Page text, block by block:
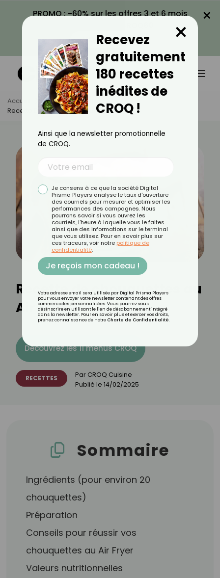
PROMO : -60% sur les offres 3 et 6 mois
VOIR LA PROMO
×
Accueil Actus
Recettes
Recette De Chouquettes Au Air Fryer
Recette de chouquettes au
Air Fryer
Découvrez les 11 menus CROQ
RECETTES Par CROQ Cuisine
Publié le 14/02/2025
Sommaire
Ingrédients (pour environ 20
chouquettes)
Préparation
Conseils pour réussir vos
chouquettes au Air Fryer
Valeurs nutritionnelles
Recevez
gratuitement
180 recettes
inédites de
CROQ !
×
Ainsi que la newsletter promotionnelle
de CROQ.
Je consens à ce que la société Digital
Prisma Players analyse le taux d'ouverture
des courriels pour mesurer et optimiser les
performances des campagnes. Nous
pourrons savoir si vous ouvrez les
courriels, l'heure à laquelle vous le faites
ainsi que des informations sur le terminal
que vous utilisez. Pour en savoir plus sur
ces traceurs, voir notre politique de
confidentialité.
Je reçois mon cadeau !
Votre adresse email sera utilisée par Digital Prisma Players
pour vous envoyer votre newsletter contenant des offres
commerciales personnalisées. Vous pourrez vous
désinscrire en utilisant le lien de désabonnement intégré
dans la newsletter. Pour en savoir plus et exercer vos droits,
prenez connaissance de notre Charte de Confidentialité.